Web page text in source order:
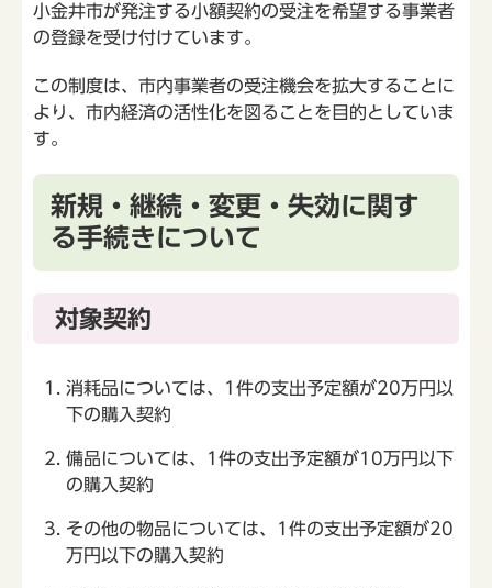
小金井市が発注する小額契約の受注を希望する事業者
の登録を受け付けています。
この制度は、市内事業者の受注機会を拡大することに
より、市内経済の活性化を図ることを目的としていま
す。
新規・継続・変更・失効に関す
る手続きについて
対象契約
消耗品については、1件の支出予定額が20万円以
下の購入契約
備品については、1件の支出予定額が10万円以下
の購入契約
その他の物品については、1件の支出予定額が20
万円以下の購入契約